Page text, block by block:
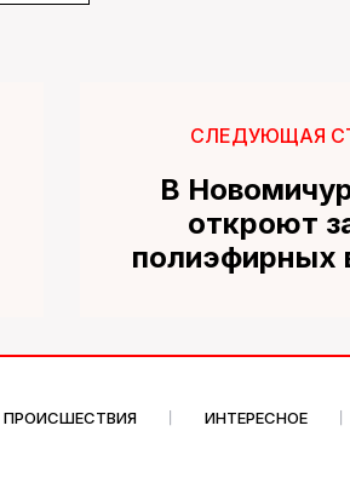
СЛЕДУЮЩАЯ
В
откроют
полиэфирных
ПРОИСШЕСТВИЯ ИНТЕРЕСНОЕ